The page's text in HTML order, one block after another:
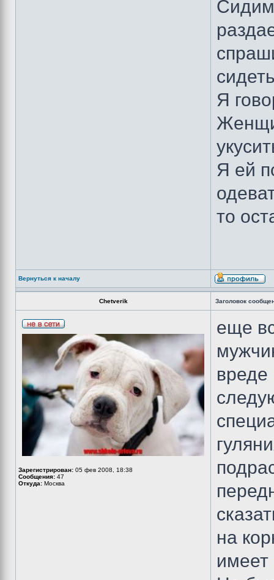
Я
Я ей
то
Вернуться к началу
Chetverik Заголовок
Зарегистрирован: 05 фев 2008, 18:38
Сообщения: 47
Откуда: Москва
еще
на
имеет